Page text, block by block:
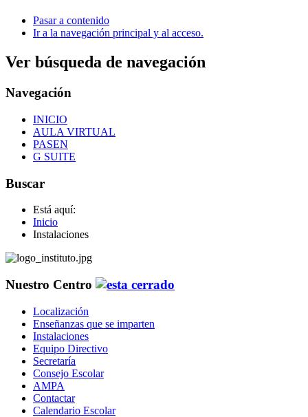
Pasar a contenido
Ir a la navegación principal y al acceso.
Ver búsqueda de navegación
Navegación
INICIO
AULA VIRTUAL
PASEN
G SUITE
Buscar
Está aquí:
Inicio
Instalaciones
Nuestro Centro
Localización
Enseñanzas que se imparten
Instalaciones
Equipo Directivo
Secretaría
Consejo Escolar
AMPA
Contactar
Calendario Escolar